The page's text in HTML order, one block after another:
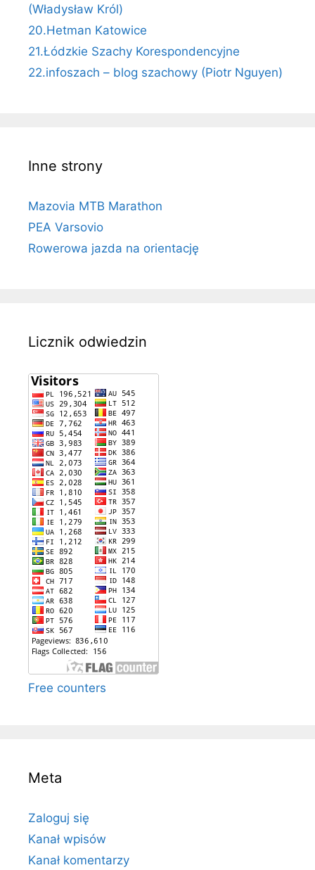
(Władysław Król)
20.Hetman Katowice
21.Łódzkie Szachy Korespondencyjne
22.infoszach – blog szachowy (Piotr Nguyen)
Inne strony
Mazovia MTB Marathon
PEA Varsovio
Rowerowa jazda na orientację
Licznik odwiedzin
Free counters
Meta
Zaloguj się
Kanał wpisów
Kanał komentarzy